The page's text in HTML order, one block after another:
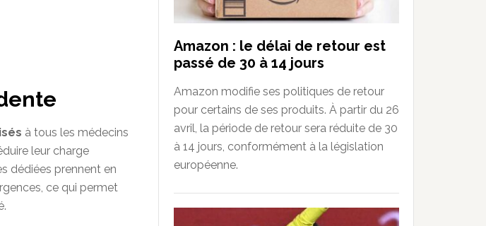
à tous les médecins
leur charge
dédiées prennent en
ce qui permet
Amazon : le délai de retour est
passé de 30 à 14 jours
Amazon modifie ses politiques de retour
pour certains de ses produits. À partir du 26
avril, la période de retour sera réduite de 30
à 14 jours, conformément à la législation
européenne.